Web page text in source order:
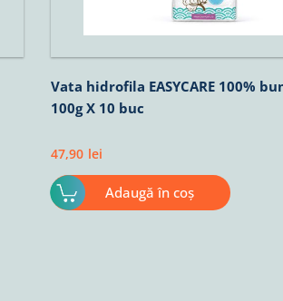
Vata hidrofila EASYCARE 100%
100g X 10 buc
47,90 lei
Adaugă în coș